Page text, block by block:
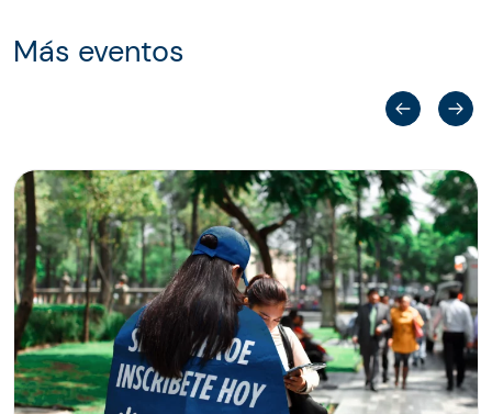
Más eventos